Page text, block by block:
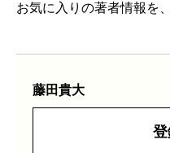
お気に入りの著者情報を
藤田貴大